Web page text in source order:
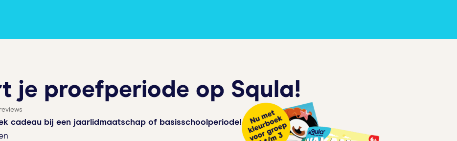
je proefperiode op Squla!
cadeau bij een jaarlidmaatschap of basisschoolperiode!